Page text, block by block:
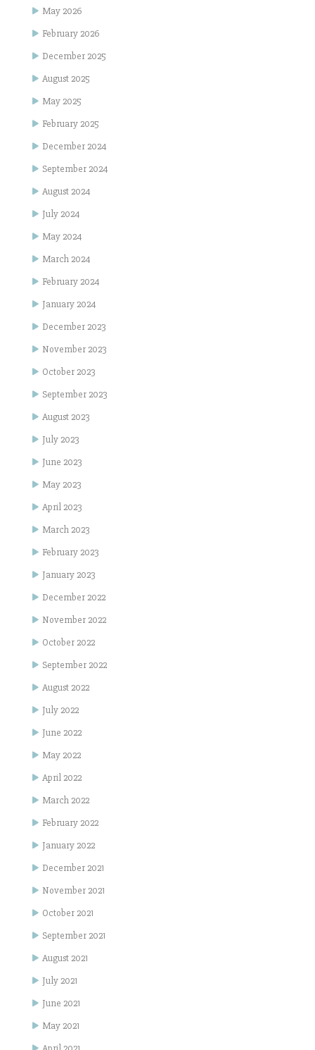
May 2026
February 2026
December 2025
August 2025
May 2025
February 2025
December 2024
September 2024
August 2024
July 2024
May 2024
March 2024
February 2024
January 2024
December 2023
November 2023
October 2023
September 2023
August 2023
July 2023
June 2023
May 2023
April 2023
March 2023
February 2023
January 2023
December 2022
November 2022
October 2022
September 2022
August 2022
July 2022
June 2022
May 2022
April 2022
March 2022
February 2022
January 2022
December 2021
November 2021
October 2021
September 2021
August 2021
July 2021
June 2021
May 2021